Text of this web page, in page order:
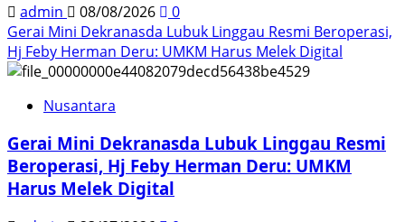
admin 08/08/2026
0
Gerai Mini Dekranasda Lubuk Linggau Resmi Beroperasi,
Hj Feby Herman Deru: UMKM Harus Melek Digital
Nusantara
Gerai Mini Dekranasda Lubuk Linggau Resmi
Beroperasi, Hj Feby Herman Deru: UMKM
Harus Melek Digital